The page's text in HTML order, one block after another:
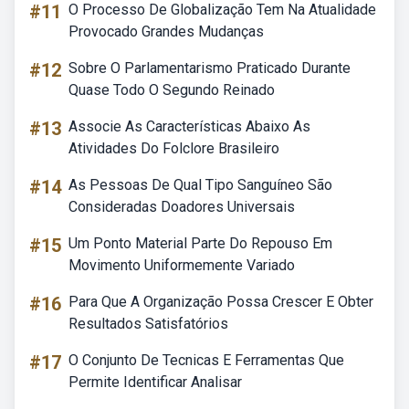
#11 O Processo De Globalização Tem Na Atualidade
Provocado Grandes Mudanças
#12 Sobre O Parlamentarismo Praticado Durante
Quase Todo O Segundo Reinado
#13 Associe As Características Abaixo As
Atividades Do Folclore Brasileiro
#14 As Pessoas De Qual Tipo Sanguíneo São
Consideradas Doadores Universais
#15 Um Ponto Material Parte Do Repouso Em
Movimento Uniformemente Variado
#16 Para Que A Organização Possa Crescer E Obter
Resultados Satisfatórios
#17 O Conjunto De Tecnicas E Ferramentas Que
Permite Identificar Analisar